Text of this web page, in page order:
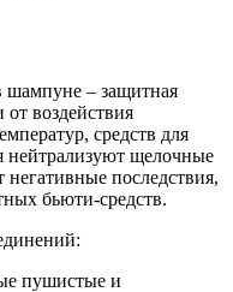
шампуне – защитная
воздействия
средств для
нейтрализуют щелочные
последствия,
бьюти-средств.
пушистые и